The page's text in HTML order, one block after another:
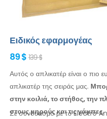
Ειδικός εφαρμογέας
89 $ 139 $
Αυτός ο απλικατέρ είναι ο πιο
απλικατέρ της σειράς μας.
στην κοιλιά, το στήθος, την
στους μηρούςκαι τις γάμπες.
Σε συνδυασμό με το Electro